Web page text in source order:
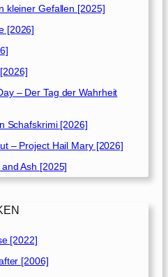
kleiner Gefallen [2025]
[2026]
– Der Tag der Wahrheit
Schafskrimi [2026]
– Project Hail Mary [2026]
Ash [2025]
[2022]
[2006]